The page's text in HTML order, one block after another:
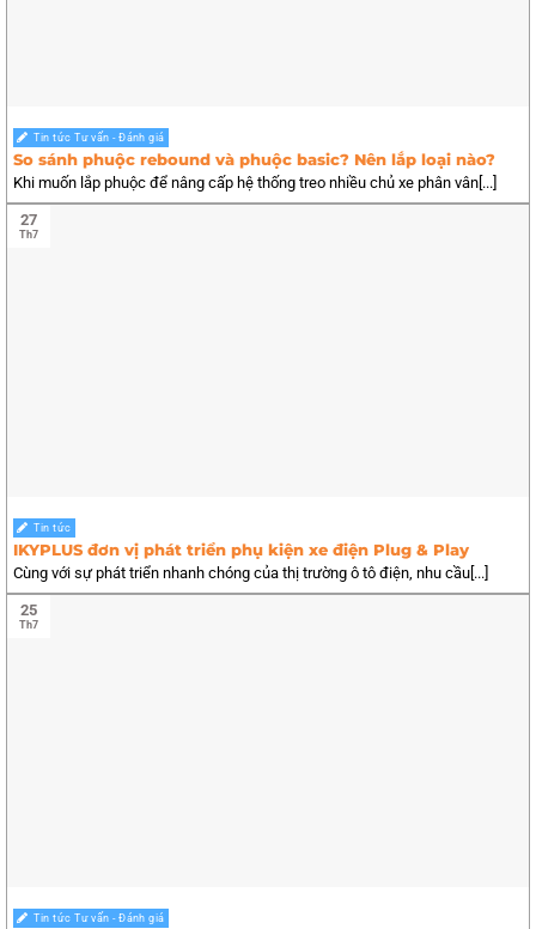
Tin tức Tư vấn - Đánh giá
So sánh phuộc rebound và phuộc basic? Nên lắp loại nào?
Khi muốn lắp phuộc để nâng cấp hệ thống treo nhiều chủ xe phân vân[...]
Tin tức
IKYPLUS đơn vị phát triển phụ kiện xe điện Plug & Play
Cùng với sự phát triển nhanh chóng của thị trường ô tô điện, nhu cầu[...]
27
Th7
Tin tức Tư vấn - Đánh giá
25
Th7